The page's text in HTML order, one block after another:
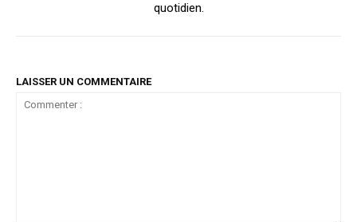
quotidien.
LAISSER UN COMMENTAIRE